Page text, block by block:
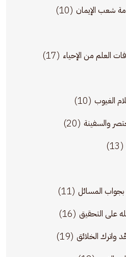
شعب الإيمان (10)
العلم من الإحياء (17)
الغيوب (10)
والسفينة (20)
(13)
المسائل (11)
على التحقيق (16)
الخلائق (19)